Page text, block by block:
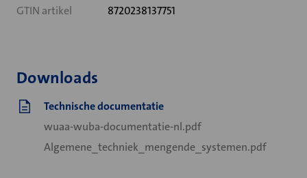
GTIN artikel 8720238137751
Downloads
Technische documentatie
wuaa-wuba-documentatie-nl.pdf
Algemene_techniek_mengende_systemen.pdf